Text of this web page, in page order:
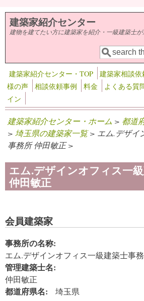
メインコンテンツに移動
建築家紹介センター
建物を建てたい方に建築家を紹介・一級建築士
検索フ
検索
建築家紹介センター・TOP 建築家相談
様の声
相談依頼事例 料金 よくある質
イン
建築家紹介センター・ホーム > 都道
> 埼玉県の建築家一覧> エム.デザイ
事務所 仲田敏正 >
エム.デザインオフィス一
仲田敏正
会員建築家
事務所の名称:
エム.デザインオフィス一級建築士事
管理建築士名:
仲田敏正
都道府県名: 埼玉県